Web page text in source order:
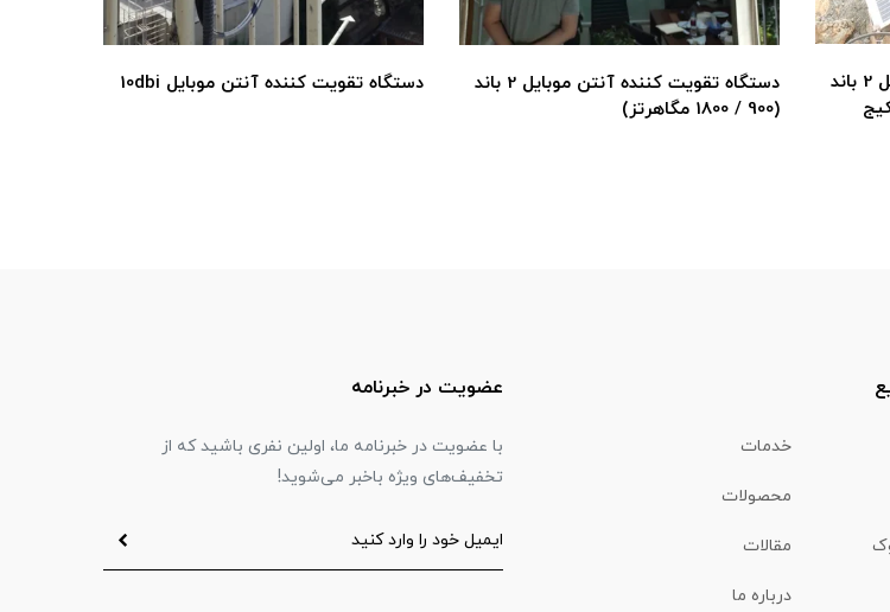
دستگاه تقویت کننده آنتن موبایل 2 باند
دستگاه تقویت کننده آنتن موبایل 10dbi
دستگاه تقویت کننده آنتن موبایل 3 باند
خدمات
محصولات
مقالات
درباره ما
عضویت در خبرنامه
با عضویت در خبرنامه ما، اولین نفری باشید که از
تخفیف‌های ویژه باخبر می‌شوید!